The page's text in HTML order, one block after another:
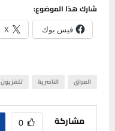
شارك هذا الموضوع:
فيس بوك X
العراق الناصرية تلفزيون
مشاركة 0